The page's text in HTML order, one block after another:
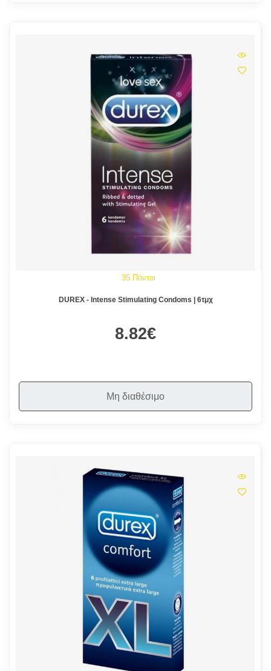
35 Πόντοι
DUREX - Intense Stimulating Condoms | 6τμχ
8.82€
Μη διαθέσιμο